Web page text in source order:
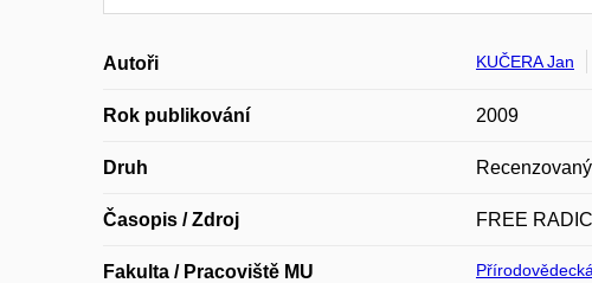
Autoři KUČERA Jan
Rok publikování 2009
Druh
Časopis / Zdroj FREE
Fakulta / Pracoviště MU